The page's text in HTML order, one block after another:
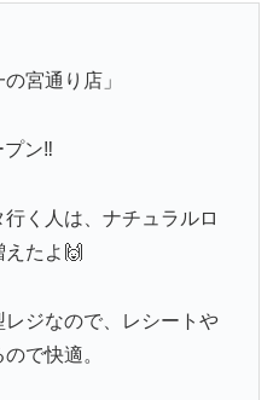
宮通り店」
ン‼️
く人は、ナチュラルロ
たよ🙌
ジなので、レシートや
で快適。